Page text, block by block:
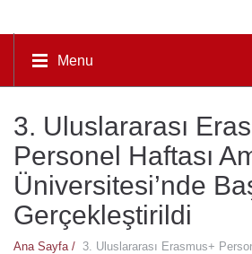
Menu
3. Uluslararası
Personel Haftası
Üniversitesi’nde
Gerçekleştirildi
Ana Sayfa / 3. Uluslararası Erasmus+